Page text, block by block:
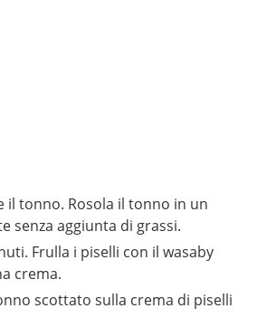
il tonno. Rosola il tonno in un
senza aggiunta di grassi.
Frulla i piselli con il wasaby
crema.
scottato sulla crema di piselli